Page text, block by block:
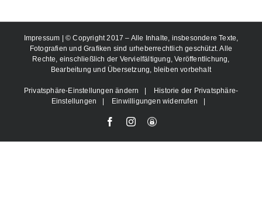
Impressum
| © Copyright 2017 – Alle Inhalte, insbesondere Texte,
Fotografien und Grafiken sind urheberrechtlich geschützt. Alle
Rechte, einschließlich der Vervielfältigung, Veröffentlichung,
Bearbeitung und Übersetzung, bleiben vorbehalt
Privatsphäre-Einstellungen ändern
Historie der Privatsphäre-
Einstellungen
Einwilligungen widerrufen
FacebookInstagram
User-